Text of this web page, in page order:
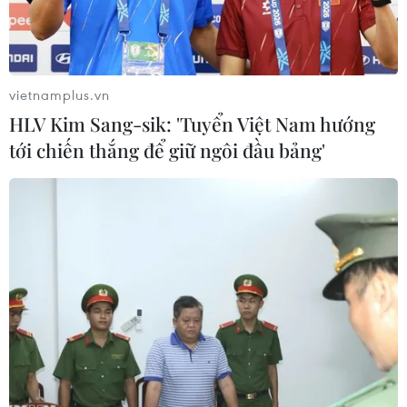
Tổ chức tiêu hủy số hàng hải sản không đảm bảo an toàn tại
khu vực tiêu hủy theo đúng quy trình kỹ thuật và bảo vệ môi
trường. (Ảnh: Võ Dung/TTXVN)
Ngày 10/12, các ngành chức năng tỉnh Quảng
Bình đã thành lập Đoàn kiểm kê và tiêu hủy
vietnamplus.vn
HLV Kim Sang-sik: 'Tuyển Việt Nam hướng
tới chiến thắng để giữ ngôi đầu bảng'